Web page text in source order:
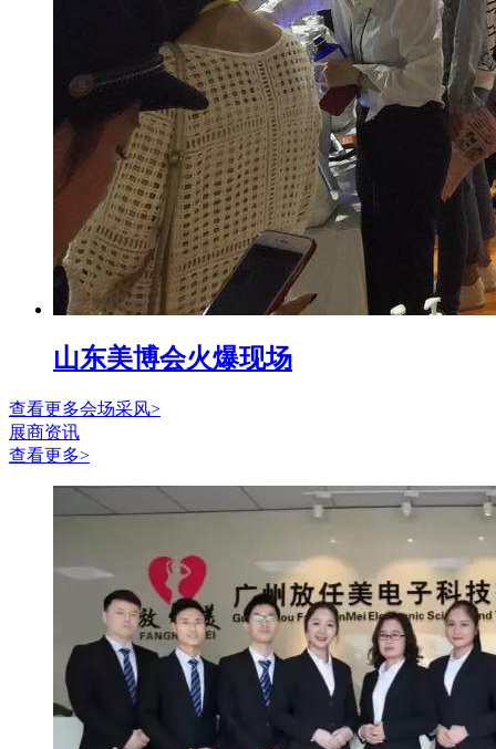
山东美博会火爆现场
查看更多会场采风>
展商资讯
查看更多>